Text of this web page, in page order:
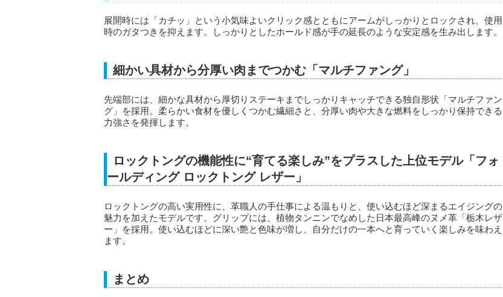
展開時には「カチッ」という小気味よいクリック感とともにアームがしっかりとロックされ、使用
時のガタつきを抑えます。しっかりとしたホールド感が手の延長のような安定感を生み出します。
細かい具材から分厚い肉までつかむ「マルチファング」
先端部には、細かな具材から厚切りステーキまでしっかりキャッチできる独自形状「マルチファン
グ」を採用。柔らかい食材を優しくつかむ繊細さと、分厚い肉や大きな燃料をしっかり保持できる
力強さを発揮します。
ロックトングの機能性に“育てる楽しみ”をプラスした上位モデル「フォ
ールディング ロックトング レザー」
ロックトングの高い実用性に、革職人の手仕事による温もりと、使い込むほど深まるエイジングの
魅力を加えたモデルです。グリップには、植物タンニンでなめした日本最高峰のヌメ革「栃木レザ
ー」を採用。使い込むほどに深い艶と色味が増し、自分だけの一本へと育っていく楽しみを味わえ
ます。
まとめ